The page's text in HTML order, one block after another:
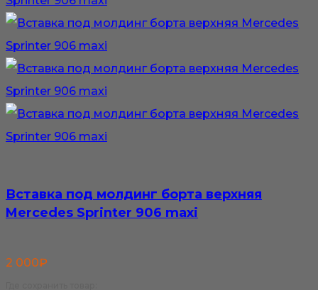
Вставка под молдинг борта верхняя
Mercedes Sprinter 906 maxi
2 000₽